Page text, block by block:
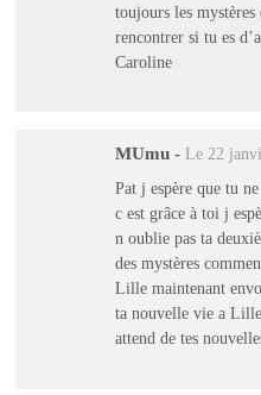
toujours les mystères
rencontrer si tu es
Caroline
MUmu - Le 22
Pat j espère que tu
c est grâce à toi j
n oublie pas ta
des mystères
Lille maintenant
ta nouvelle vie a
attend de tes